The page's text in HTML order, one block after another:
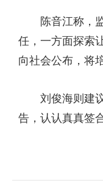
陈音江称，监
任，一方面探索
向社会公布，将
刘俊海则建议
告，认认真真签